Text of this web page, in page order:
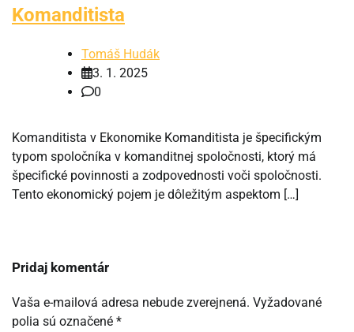
Komanditista
Tomáš Hudák
3. 1. 2025
0
Komanditista v Ekonomike Komanditista je špecifickým
typom spoločníka v komanditnej spoločnosti, ktorý má
špecifické povinnosti a zodpovednosti voči spoločnosti.
Tento ekonomický pojem je dôležitým aspektom […]
Pridaj komentár
Vaša e-mailová adresa nebude zverejnená. Vyžadované
polia sú označené *